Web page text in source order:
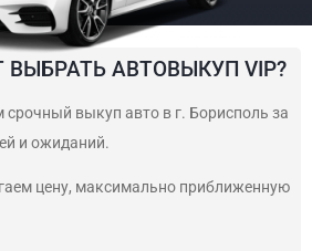
АВТОВЫКУП VIP?
выкуп авто в г. Борисполь за
и ожиданий.
цену, максимально приближенную